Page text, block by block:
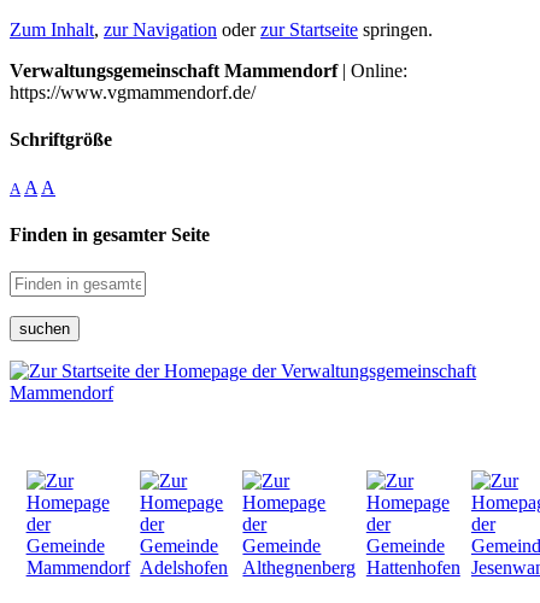
Zum Inhalt, zur Navigation oderzur Startseite springen.
Verwaltungsgemeinschaft Mammendorf| Online:
https://www.vgmammendorf.de/
Schriftgröße
A A A
Finden in gesamter Seite
suchen